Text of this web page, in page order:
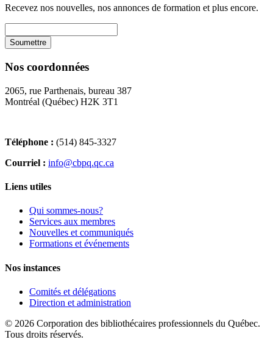
Recevez nos nouvelles, nos annonces de formation et plus encore.
Nos coordonnées
2065, rue Parthenais, bureau 387
Montréal (Québec) H2K 3T1
Téléphone : (514) 845-3327
Courriel : info@cbpq.qc.ca
Liens utiles
Qui sommes-nous?
Services aux membres
Nouvelles et communiqués
Formations et événements
Nos instances
Comités et délégations
Direction et administration
© 2026 Corporation des bibliothécaires professionnels du Québec.
Tous droits réservés.